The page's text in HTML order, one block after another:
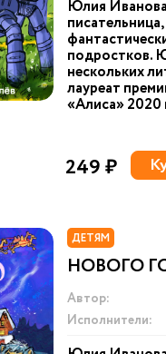
Юлия
подростков.
нескольких
лауреат
«Алиса» 2020
249 ₽
ДЕТЯМ
НОВОГО
Автор:
Исполнители: